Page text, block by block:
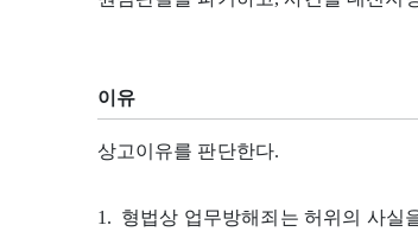
이유
상고이유를 판단한다.
1. 형법상 업무방해죄는 허위의 사실